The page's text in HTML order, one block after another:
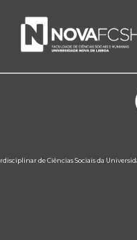
de Ciências Sociais da